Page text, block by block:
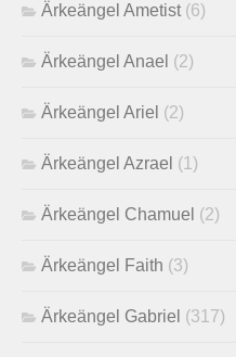
Ärkeängel Ametist (6)
Ärkeängel Anael (2)
Ärkeängel Ariel (2)
Ärkeängel Azrael (1)
Ärkeängel Chamuel (2)
Ärkeängel Faith (3)
Ärkeängel Gabriel (317)